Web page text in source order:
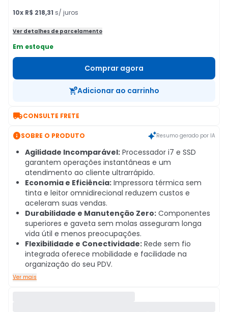
10x R$ 218,31 s/ juros
Ver detalhes de parcelamento
Em estoque
Comprar agora
Adicionar ao carrinho
CONSULTE FRETE
SOBRE O PRODUTO Resumo gerado por IA
Agilidade Incomparável: Processador i7 e SSD
garantem operações instantâneas e um
atendimento ao cliente ultrarrápido.
Economia e Eficiência: Impressora térmica sem
tinta e leitor omnidirecional reduzem custos e
aceleram suas vendas.
Durabilidade e Manutenção Zero: Componentes
superiores e gaveta sem molas asseguram longa
vida útil e menos preocupações.
Flexibilidade e Conectividade: Rede sem fio
integrada oferece mobilidade e facilidade na
organização do seu PDV.
Ver mais